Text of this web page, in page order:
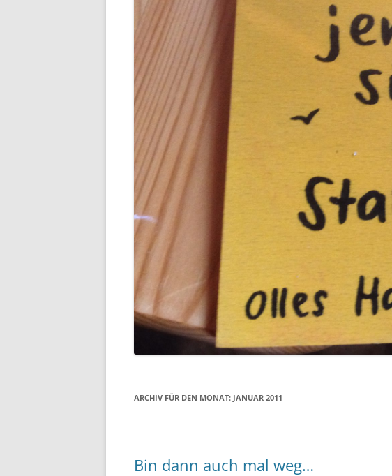
ARCHIV FÜR DEN MONAT: JANUAR 2011
Bin dann auch mal weg…